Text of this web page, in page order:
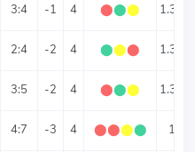
3:4 -1 4 ⬤⬤⬤ 1.33
2:4 -2 4 ⬤⬤⬤ 1.33
3:5 -2 4 ⬤⬤⬤ 1.33
4:7 -3 4 ⬤⬤⬤⬤ 1